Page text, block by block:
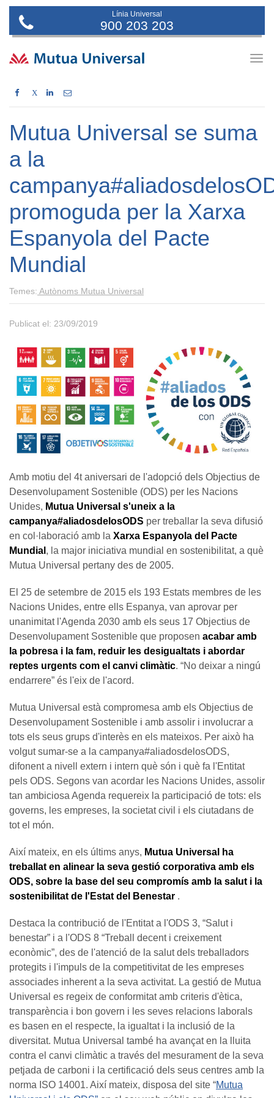
Línia Universal
900 203 203
X
Mutua Universal se suma
a la
promoguda per la Xarxa
Espanyola del Pacte
Mundial
Temes: Autònoms Mutua Universal
Publicat el: 23/09/2019
Amb motiu del 4t aniversari de l'adopció dels Objectius de
Desenvolupament Sostenible (ODS) per les Nacions
Unides, Mutua Universal s'uneix a la
campanya#aliadosdelosODS per treballar la seva difusió
en col·laboració amb la Xarxa Espanyola del Pacte
Mundial , la major iniciativa mundial en sostenibilitat, a què
Mutua Universal pertany des de 2005.
El 25 de setembre de 2015 els 193 Estats membres de les
Nacions Unides, entre ells Espanya, van aprovar per
unanimitat l'Agenda 2030 amb els seus 17 Objectius de
Desenvolupament Sostenible que proposen acabar amb
la pobresa i la fam, reduir les desigualtats i abordar
reptes urgents com el canvi climàtic. “No deixar a ningú
endarrere” és l'eix de l'acord.
Mutua Universal està compromesa amb els Objectius de
Desenvolupament Sostenible i amb assolir i involucrar a
tots els seus grups d'interès en els mateixos. Per això ha
volgut sumar-se a la campanya#aliadosdelosODS,
difonent a nivell extern i intern què són i què fa l'Entitat
pels ODS. Segons van acordar les Nacions Unides, assolir
tan ambiciosa Agenda requereix la participació de tots: els
governs, les empreses, la societat civil i els ciutadans de
tot el món.
Així mateix, en els últims anys, Mutua Universal ha
treballat en alinear la seva gestió corporativa amb els
ODS, sobre la base del seu compromís amb la salut i la
sostenibilitat de l'Estat del Benestar .
Destaca la contribució de l'Entitat a l'ODS 3, “Salut i
benestar” i a l'ODS 8 “Treball decent i creixement
econòmic”, des de l'atenció de la salut dels treballadors
protegits i l'impuls de la competitivitat de les empreses
associades inherent a la seva activitat. La gestió de Mutua
Universal es regeix de conformitat amb criteris d'ètica,
transparència i bon govern i les seves relacions laborals
es basen en el respecte, la igualtat i la inclusió de la
diversitat. Mutua Universal també ha avançat en la lluita
contra el canvi climàtic a través del mesurament de la seva
petjada de carboni i la certificació dels seus centres amb la
norma ISO 14001. Així mateix, disposa del site “Mutua